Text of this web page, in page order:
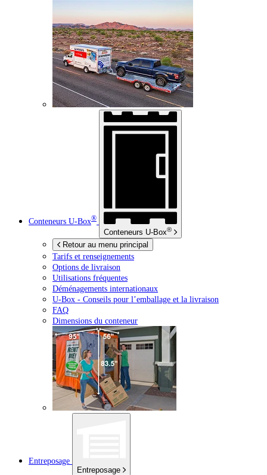
Conteneurs U-Box®
Conteneurs U-Box®
Retour au menu principal
Tarifs et renseignements
Options de livraison
Utilisations fréquentes
Déménagements internationaux
U-Box - Conseils pour l’emballage et la livraison
FAQ
Dimensions du conteneur
Entreposage
Entreposage